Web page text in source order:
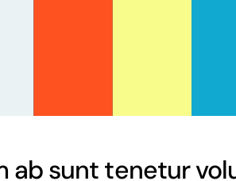
ab sunt tenetur